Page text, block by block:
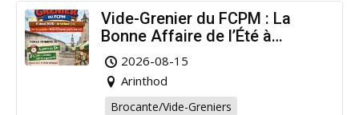
Vide-Grenier du FCPM : La
Bonne Affaire de l’Été à
Arinthod !
2026-08-15
Arinthod
Brocante/Vide-Greniers